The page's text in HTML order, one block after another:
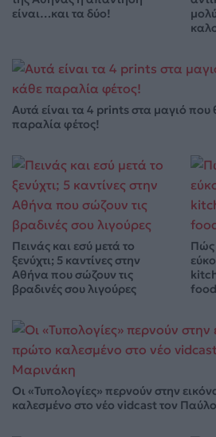
είναι…και τα δύο!
Αυτά είναι τα 4 prints στα μαγιό που
παραλία φέτος!
Πεινάς και εσύ μετά το
ξενύχτι; 5 καντίνες στην
Αθήνα που σώζουν τις
βραδινές σου λιγούρες
Πώς
Οι «Τυπολογίες» περνούν στην
καλεσμένο στο νέο vidcast τον